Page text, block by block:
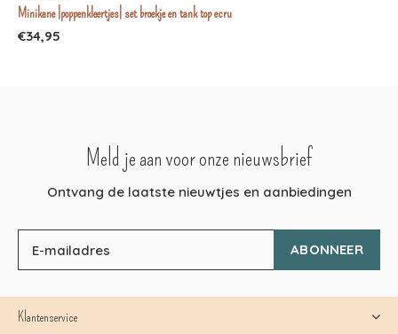
Minikane |poppenkleertjes| set broekje en tank top ecru
€34,95
Meld je aan voor onze nieuwsbrief
Ontvang de laatste nieuwtjes en aanbiedingen
ABONNEER
Klantenservice